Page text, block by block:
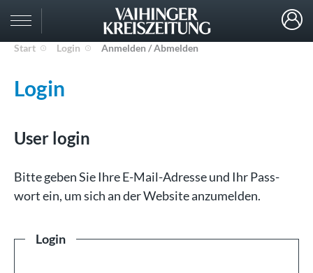
Start Login Anmelden / Abmelden
Login
User login
Bit­te ge­ben Sie Ih­re E-Mail-Adresse und Ihr Pass­
wort ein, um sich an der Web­site an­zu­mel­den.
Login